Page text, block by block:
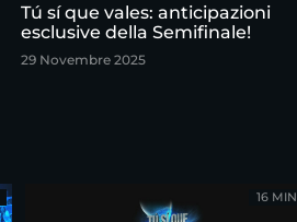
Tú sí que vales: anticipazioni
esclusive della Semifinale!
29 Novembre 2025
16 MIN